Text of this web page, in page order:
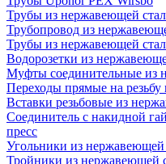
Трубы из нержавеющей
Трубопровод из
Трубы из нержавеющей
Водорозетки из
Муфты соединительные из
Переходы прямые на
Вставки резьбовые из
Соединитель с накидной
пресс
Угольники из нержавеющей
Тройники из нержавеющей